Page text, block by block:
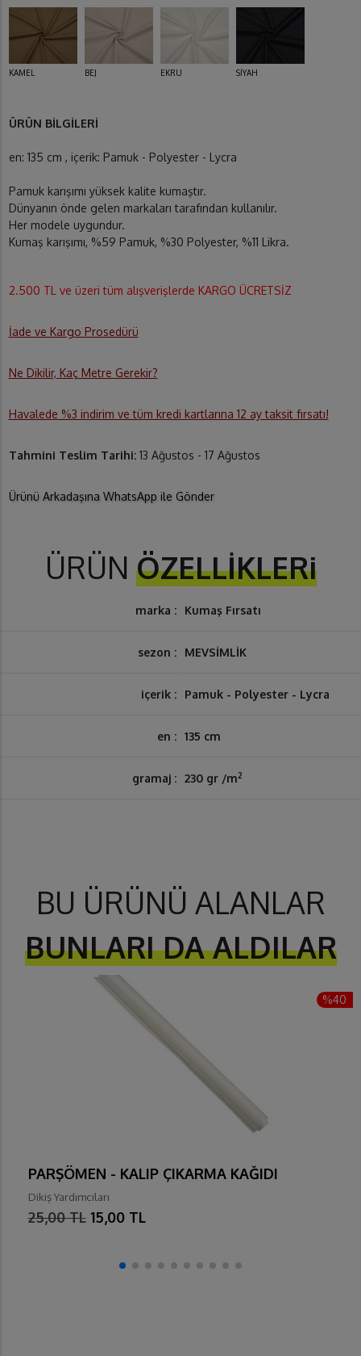
KAMEL BEJ EKRU SİYAH
ÜRÜN BİLGİLERİ
en: 135 cm , içerik: Pamuk - Polyester - Lycra
Pamuk karışımı yüksek kalite kumaştır.
Dünyanın önde gelen markaları tarafından kullanılır.
Her modele uygundur.
Kumaş karışımı, %59 Pamuk, %30 Polyester, %11 Likra.
2.500 TL ve üzeri tüm alışverişlerde KARGO ÜCRETSİZ
İade ve Kargo Prosedürü
Ne Dikilir, Kaç Metre Gerekir?
Havalede %3 indirim ve tüm kredi kartlarına 12 ay taksit fırsatı!
Tahmini Teslim Tarihi: 13 Ağustos - 17 Ağustos
Ürünü Arkadaşına WhatsApp ile Gönder
ÜRÜN ÖZELLİKLERi
marka : Kumaş Fırsatı
sezon : MEVSİMLİK
içerik : Pamuk - Polyester - Lycra
en : 135 cm
gramaj : 230 gr /m2
BU ÜRÜNÜ ALANLAR
BUNLARI DA ALDILAR
%40
PARŞÖMEN - KALIP ÇIKARMA KAĞIDI
Dikiş Yardımcıları
25,00 TL 15,00 TL